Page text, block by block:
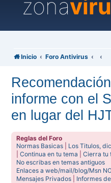
zona
Inicio Foro Antivirus
informe con el
en lugar del
Reglas del Foro
Normas Basicas
Los Titulos,
|Continua en tu tema |Cierra tu
No escribas en temas antiguos
Enlaces a web/mail/blog/Msn
Mensajes Privados
Informes